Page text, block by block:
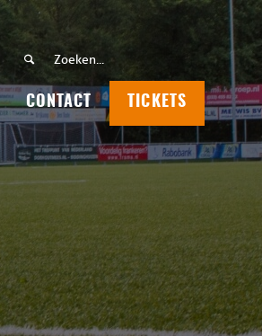
CONTACT TICKETS